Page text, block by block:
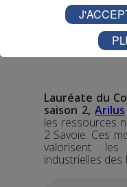
Lauréate du
saison 2, Arilus
les ressources
2 Savoie. Ces
valorisent
industrielles des